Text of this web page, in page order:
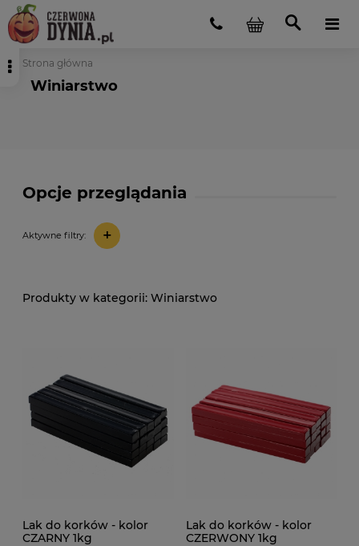
Strona główna
Winiarstwo
Opcje przeglądania
Aktywne filtry: +
Winiarstwo
Lak do korków - kolor
CZARNY 1kg
Lak do korków - kolor
CZERWONY 1kg